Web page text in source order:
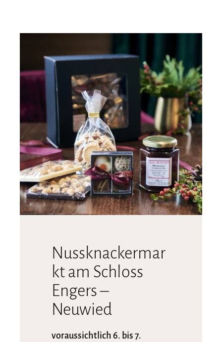
Nussknackermar
kt am Schloss
Engers –
Neuwied
voraussichtlich 6. bis 7.